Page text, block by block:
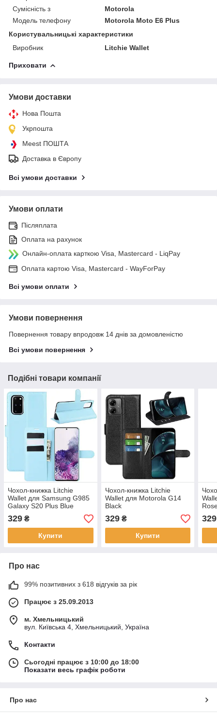
Сумісність з
Motorola
Модель телефону
Motorola Moto E6 Plus
Користувальницькі характеристики
Виробник
Litchie Wallet
Приховати
Умови доставки
Нова Пошта
Укрпошта
Meest ПОШТА
Доставка в Європу
Всі умови доставки
Умови оплати
Післяплата
Оплата на рахунок
Онлайн-оплата карткою Visa, Mastercard - LiqPay
Оплата картою Visa, Mastercard - WayForPay
Всі умови оплати
Умови повернення
Повернення товару впродовж 14 днів за домовленістю
Всі умови повернення
Подібні товари компанії
Чохол-книжка Litchie
Wallet для Samsung G985
Galaxy S20 Plus Blue
329 ₴
Купити
Чохол-книжка Litchie
Wallet для Motorola G14
Black
329₴
Купити
329
Про нас
99% позитивних з 618 відгуків за рік
Працює з 25.09.2013
м. Хмельницький
вул. Київська 4, Хмельницький, Україна
Контакти
Сьогодні працює з 10:00 до 18:00
Показати весь графік роботи
Про нас